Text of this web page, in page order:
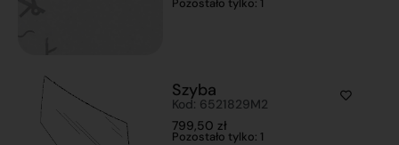
Szyba
Kod: 6521829M2
799,50 zł
Pozostało tylko: 1